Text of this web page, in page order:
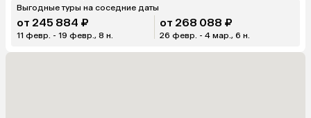
Выгодные туры на соседние даты
от 245 884 ₽
11 февр. - 19 февр., 8 н.
от 268 088 ₽
26 февр. - 4 мар., 6 н.